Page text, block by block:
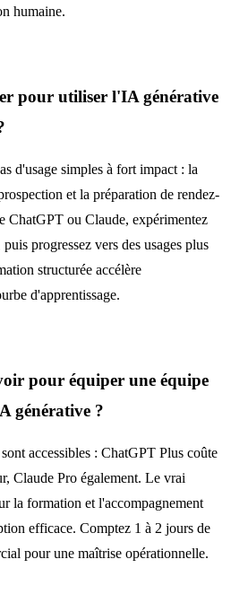
humaine.
pour utiliser l'IA générative
d'usage simples à fort impact : la
et la préparation de rendez-
ChatGPT ou Claude, expérimentez
progressez vers des usages plus
structurée accélère
d'apprentissage.
pour équiper une équipe
générative ?
accessibles : ChatGPT Plus coûte
Claude Pro également. Le vrai
la formation et l'accompagnement
efficace. Comptez 1 à 2 jours de
pour une maîtrise opérationnelle.